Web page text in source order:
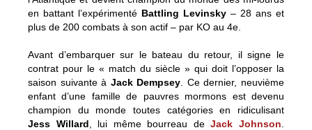
en battant l’expérimenté Battling Levinsky – 28 ans et
plus de 200 combats à son actif – par KO au 4e.
Avant d’embarquer sur le bateau du retour, il signe le
contrat pour le « match du siècle » qui doit l’opposer la
saison suivante à Jack Dempsey . Ce dernier, neuvième
enfant d’une famille de pauvres mormons est devenu
champion du monde toutes catégories en ridiculisant
Jess Willard , lui même bourreau deJack Johnson